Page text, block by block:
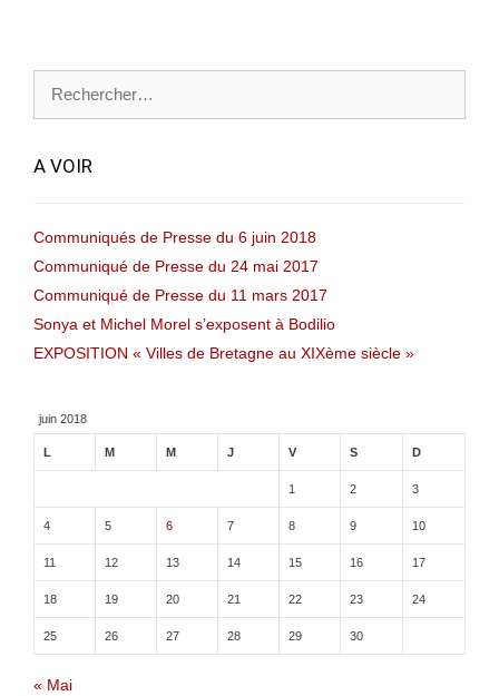
A VOIR
Communiqués de Presse du 6 juin 2018
Communiqué de Presse du 24 mai 2017
Communiqué de Presse du 11 mars 2017
Sonya et Michel Morel s’exposent à Bodilio
EXPOSITION « Villes de Bretagne au XIXème siècle »
juin 2018
L M M J V S D
1 2 3
4 5 6 7 8 9 10
11 12 13 14 15 16 17
18 19 20 21 22 23 24
25 26 27 28 29 30
« Mai